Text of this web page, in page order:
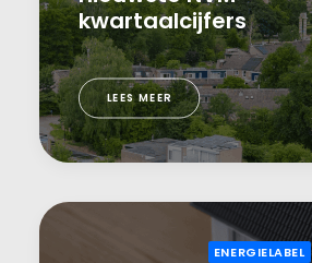
kwartaalcijfers
LEES MEER
ENERGIELABEL